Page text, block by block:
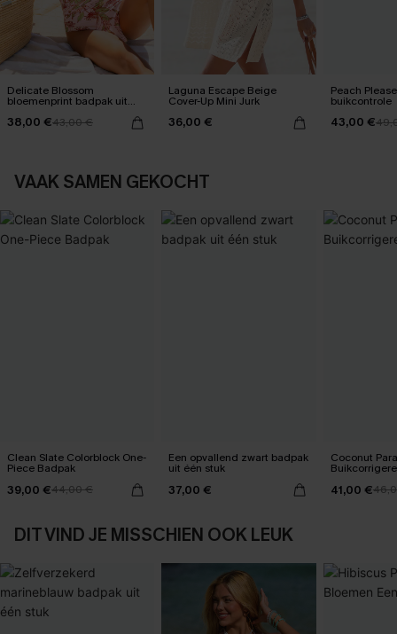
Delicate Blossom
bloemenprint badpak uit
38,00 €43,00 €
Laguna Escape Beige
Cover-Up Mini Jurk
36,00 €
Peach
buikcontrole
43,00 €
VAAK SAMEN GEKOCHT
Clean Slate Colorblock One-
Piece Badpak
39,00 €44,00 €
Een opvallend zwart badpak
uit één stuk
37,00 €
Coconut
41,00 €
DIT VIND JE MISSCHIEN OOK LEUK